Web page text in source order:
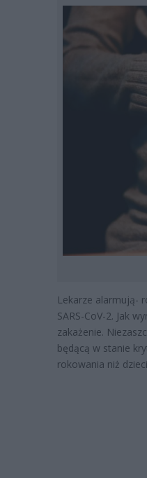
Lekarze alarmują-
SARS-CoV-2. Jak
zakażenie.
będącą w stanie
rokowania niż